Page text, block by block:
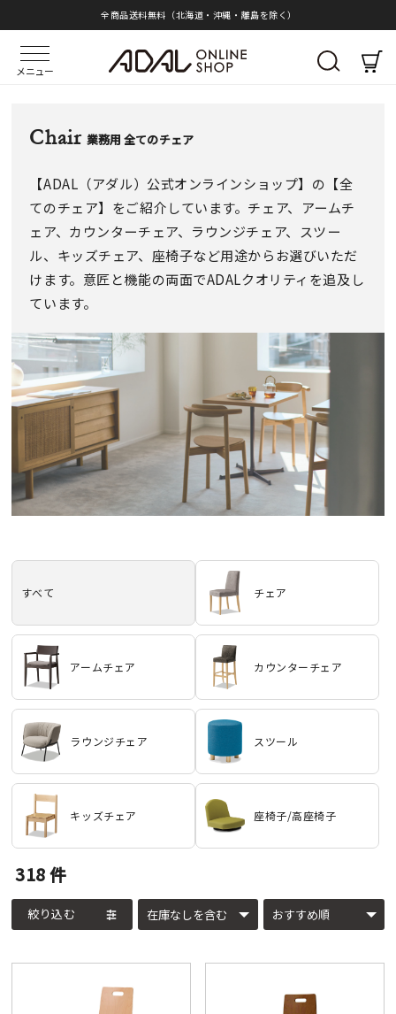
全商品送料無料（北海道・沖縄・離島を除く）
メニュー
Chair 業務用 全てのチェア
【ADAL（アダル）公式オンラインショップ】の【全
てのチェア】をご紹介しています。チェア、アームチ
ェア、カウンターチェア、ラウンジチェア、スツー
ル、キッズチェア、座椅子など用途からお選びいただ
けます。意匠と機能の両面でADALクオリティを追及し
ています。
すべて チェア
アームチェア カウンターチェア
ラウンジチェア スツール
キッズチェア 座椅子/高座椅子
318件
絞り込む